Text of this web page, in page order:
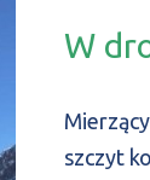
W
szczyt